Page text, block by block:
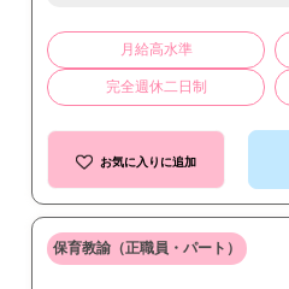
月給高水準
完全週休二日制
お気に入りに追加
保育教諭（正職員・パート）